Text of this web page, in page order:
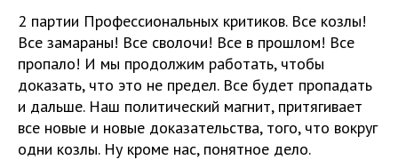
2 партии Профессиональных критиков. Все козлы!
Все замараны! Все сволочи! Все в прошлом! Все
пропало! И мы продолжим работать, чтобы
доказать, что это не предел. Все будет пропадать
и дальше. Наш политический магнит, притягивает
все новые и новые доказательства, того, что вокруг
одни козлы. Ну кроме нас, понятное дело.